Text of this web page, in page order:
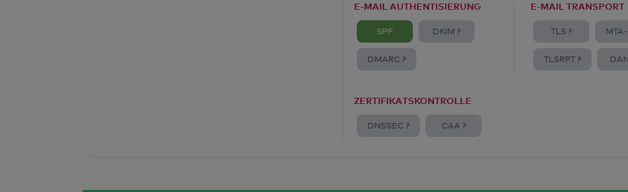
E-MAIL AUTHENTISIERUNG
SPF DKIM ?
DMARC ?
E-MAIL TRANSPORT
TLS ? MTA-
TLSRPT ?
ZERTIFIKATSKONTROLLE
DNSSEC ? CAA ?